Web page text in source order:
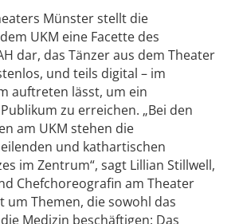
Münster stellt die
UKM eine Facette des
dar, das Tänzer aus dem Theater
und teils digital – im
auftreten lässt, um ein
zu erreichen. „Bei den
am UKM stehen die
und kathartischen
im Zentrum“, sagt Lillian Stillwell,
Chefchoreografin am Theater
um Themen, die sowohl das
Medizin beschäftigen: Das